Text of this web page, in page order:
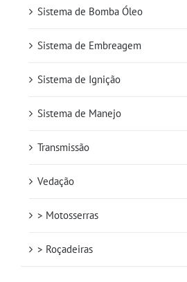
Sistema de Bomba Óleo
Sistema de Embreagem
Sistema de Ignição
Sistema de Manejo
Transmissão
Vedação
> Motosserras
> Roçadeiras